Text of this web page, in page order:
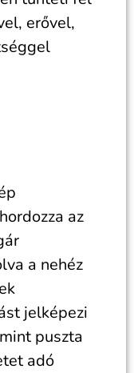
erővel,
az
a nehéz
jelképezi
puszta
adó